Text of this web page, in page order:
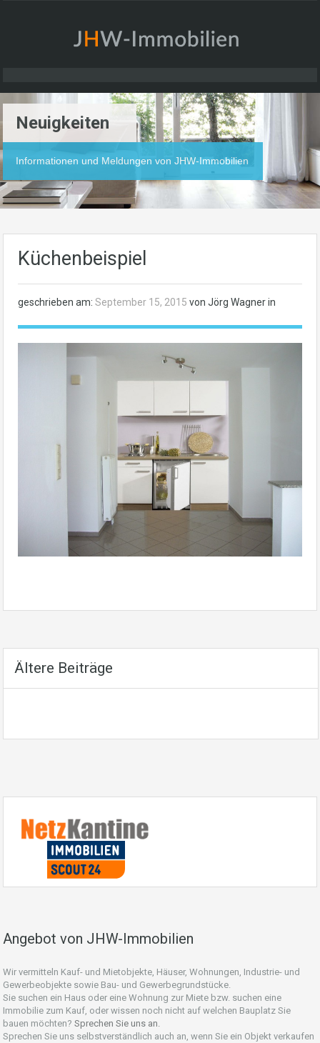
Neuigkeiten
Informationen und Meldungen von JHW-Immobilien
Küchenbeispiel
geschrieben am: September 15, 2015 von Jörg Wagner in
Ältere Beiträge
Angebot von JHW-Immobilien
Wir vermitteln Kauf- und Mietobjekte, Häuser, Wohnungen, Industrie- und
Gewerbeobjekte sowie Bau- und Gewerbegrundstücke.
Sie suchen ein Haus oder eine Wohnung zur Miete bzw. suchen eine
Immobilie zum Kauf, oder wissen noch nicht auf welchen Bauplatz Sie
bauen möchten? Sprechen Sie uns an.
Sprechen Sie uns selbstverständlich auch an, wenn Sie ein Objekt verkaufen